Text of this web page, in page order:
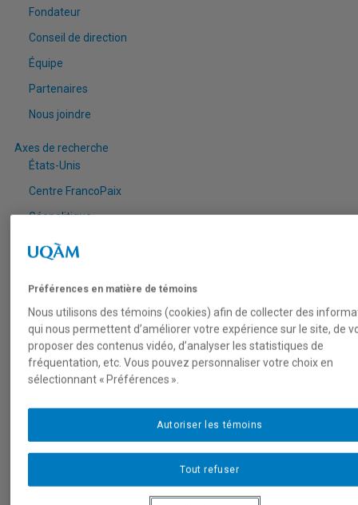
Fondateur
Conseil de direction
Équipe
Partenaires
Nous joindre
Axes de recherche
États-Unis
Centre FrancoPaix
Géopolitique
Moyen-Orient et Afrique du Nord
Accueil
Répertoire
Chercheur-e-s
Tou-te-s les chercheur-e-s
Moyen-Orient et Afrique du Nord
Conflits multidimensionnels
Préférences en matière de témoins
Nous utilisons des témoins (cookies) afin de collecter des
qui nous permettent d’améliorer votre expérience sur le site, de
proposer des contenus vidéo, d’analyser les statistiques de
fréquentation, etc. Vous pouvez personnaliser votre choix en
sélectionnant « Préférences ».
Tout refuser
Autoriser les témoins